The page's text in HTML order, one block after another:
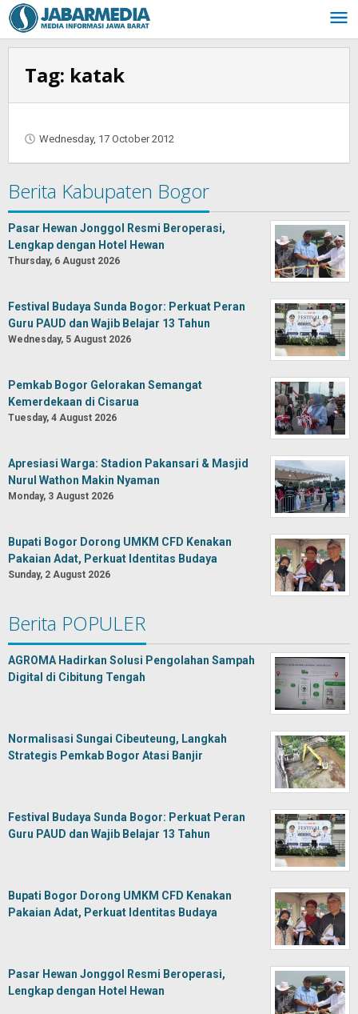
Skip
to
content
Tag: katak
Wednesday, 17 October 2012
Berita Kabupaten Bogor
Pasar Hewan Jonggol Resmi Beroperasi,
Lengkap dengan Hotel Hewan
Thursday, 6 August 2026
Festival Budaya Sunda Bogor: Perkuat Peran
Guru PAUD dan Wajib Belajar 13 Tahun
Wednesday, 5 August 2026
Pemkab Bogor Gelorakan Semangat
Kemerdekaan di Cisarua
Tuesday, 4 August 2026
Apresiasi Warga: Stadion Pakansari & Masjid
Nurul Wathon Makin Nyaman
Monday, 3 August 2026
Bupati Bogor Dorong UMKM CFD Kenakan
Pakaian Adat, Perkuat Identitas Budaya
Sunday, 2 August 2026
Berita POPULER
AGROMA Hadirkan Solusi Pengolahan Sampah
Digital di Cibitung Tengah
Normalisasi Sungai Cibeuteung, Langkah
Strategis Pemkab Bogor Atasi Banjir
Festival Budaya Sunda Bogor: Perkuat Peran
Guru PAUD dan Wajib Belajar 13 Tahun
Bupati Bogor Dorong UMKM CFD Kenakan
Pakaian Adat, Perkuat Identitas Budaya
Pasar Hewan Jonggol Resmi Beroperasi,
Lengkap dengan Hotel Hewan